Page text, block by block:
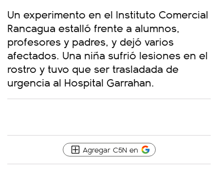
Un experimento en el Instituto Comercial
Rancagua estalló frente a alumnos,
profesores y padres, y dejó varios
afectados. Una niña sufrió lesiones en el
rostro y tuvo que ser trasladada de
urgencia al Hospital Garrahan.
Agregar C5N en